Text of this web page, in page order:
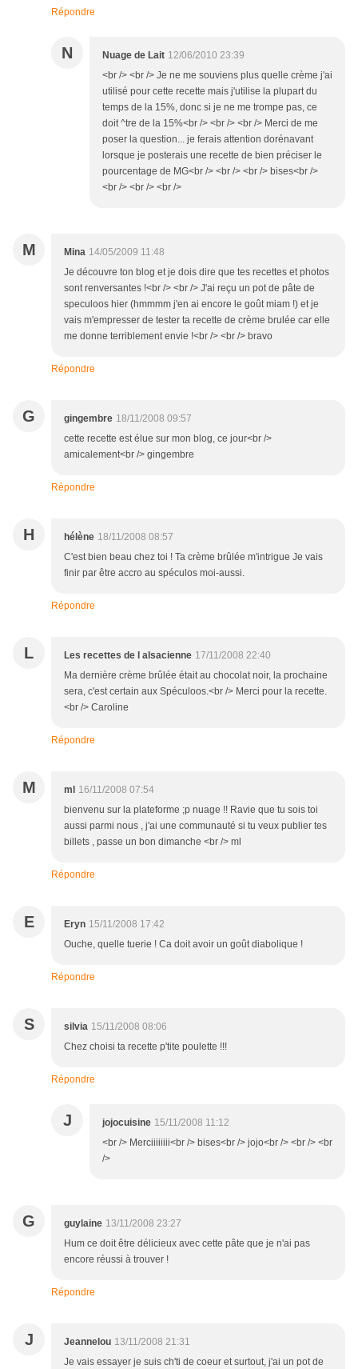
Répondre
N Nuage de Lait 12/06/2010 23:39
<br /> <br /> Je ne me souviens plus quelle crème j'ai
utilisé pour cette recette mais j'utilise la plupart du
temps de la 15%, donc si je ne me trompe pas, ce
doit ^tre de la 15%<br /> <br /> <br /> Merci de me
poser la question... je ferais attention dorénavant
lorsque je posterais une recette de bien préciser le
pourcentage de MG<br /> <br /> <br /> bises<br />
<br /> <br /> <br />
M Mina 14/05/2009 11:48
Je découvre ton blog et je dois dire que tes recettes et photos
sont renversantes !<br /> <br /> J'ai reçu un pot de pâte de
speculoos hier (hmmmm j'en ai encore le goût miam !) et je
vais m'empresser de tester ta recette de crème brulée car elle
me donne terriblement envie !<br /> <br /> bravo
Répondre
G gingembre 18/11/2008 09:57
cette recette est élue sur mon blog, ce jour<br />
amicalement<br /> gingembre
Répondre
H hélène 18/11/2008 08:57
C'est bien beau chez toi ! Ta crème brûlée m'intrigue Je vais
finir par être accro au spéculos moi-aussi.
Répondre
L Les recettes de l alsacienne 17/11/2008 22:40
Ma dernière crème brûlée était au chocolat noir, la prochaine
sera, c'est certain aux Spéculoos.<br /> Merci pour la recette.
<br /> Caroline
Répondre
M ml
16/11/2008 07:54
bienvenu sur la plateforme ;p nuage !! Ravie que tu sois toi
aussi parmi nous , j'ai une communauté si tu veux publier tes
billets , passe un bon dimanche <br /> ml
Répondre
E Eryn 15/11/2008 17:42
Ouche, quelle tuerie ! Ca doit avoir un goût diabolique !
Répondre
S silvia 15/11/2008 08:06
Chez choisi ta recette p'tite poulette !!!
Répondre
J jojocuisine 15/11/2008 11:12
<br /> Merciiiiiiii<br /> bises<br /> jojo<br /> <br /> <br
/>
G guylaine 13/11/2008 23:27
Hum ce doit être délicieux avec cette pâte que je n'ai pas
encore réussi à trouver !
Répondre
J Jeannelou 13/11/2008 21:31
Je vais essayer je suis ch'ti de coeur et surtout, j'ai un pot de